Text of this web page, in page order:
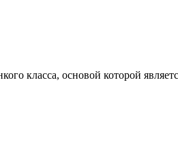
класса, основой которой